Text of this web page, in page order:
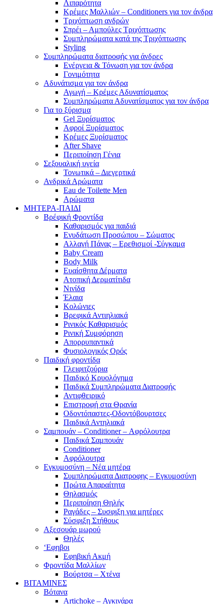
Λιπαρότητα
Κρέμες Μαλλιών – Conditioners για τον άνδρα
Τριχόπτωση ανδρών
Σπρέι – Αμπούλες Τριχόπτωσης
Συμπληρώματα κατά της Τριχόπτωσης
Styling
Συμπληρώματα διατροφής για άνδρες
Ενέργεια & Τόνωση για τον άνδρα
Γονιμότητα
Αδυνάτισμα για τον άνδρα
Αγωγή – Κρέμες Αδυνατίσματος
Συμπληρώματα Αδυνατίσματος για τον άνδρα
Για το ξύρισμα
Gel Ξυρίσματος
Αφροί Ξυρίσματος
Κρέμες Ξυρίσματος
After Shave
Περιποίηση Γένια
Σεξουαλική υγεία
Τονωτικά – Διεγερτικά
Ανδρικά Αρώματα
Eau de Toilette Men
Αρώματα
ΜΗΤΕΡΑ-ΠΑΙΔΙ
Βρέφική Φροντίδα
Καθαρισμός για παιδιά
Ενυδάτωση Προσώπου – Σώματος
Αλλαγή Πάνας – Ερεθισμοί -Σύγκαμα
Baby Cream
Body Milk
Ευαίσθητα Δέρματα
Ατοπική Δερματίτιδα
Νινίδα
Έλαια
Κολώνιες
Βρεφικά Αντιηλιακά
Ρινικός Καθαρισμός
Ρινική Συμφόρηση
Απορρυπαντικά
Φυσιολογικός Ορός
Παιδική φροντίδα
Γλειφιτζούρια
Παιδικό Κρυολόγημα
Παιδικά Συμπληρώματα Διατροφής
Αντιφθειρικό
Επιστροφή στα Θρανία
Οδοντόπαστες-Οδοντόβουρτσες
Παιδικά Αντηλιακά
Σαμπουάν – Conditioner – Αφρόλουτρα
Παιδικά Σαμπουάν
Conditioner
Αφρόλουτρα
Εγκυμοσύνη – Νέα μητέρα
Συμπληρώματα Διατροφης – Εγκυμοσύνη
Πρώτα Απαραίτητα
Θηλασμός
Περιποίηση Θηλής
Ραγάδες – Συσφιξη για μητέρες
Σύσφιξη Στήθους
Αξεσουάρ μωρού
Θηλές
‘Εφηβοι
Εφηβική Ακμή
Φροντίδα Μαλλίων
Βούρτσα – Χτένα
ΒΙΤΑΜΙΝΕΣ
Βότανα
Artichoke – Αγκινάρα